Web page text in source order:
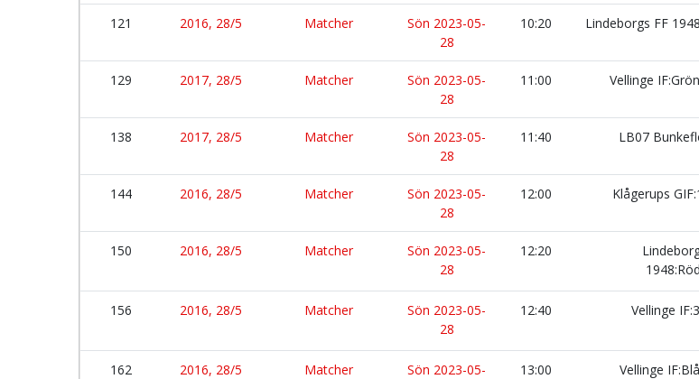
121 2016, 28/5 Matcher
Sön 2023-05-
28
10:20 Lindeborgs FF
129 2017, 28/5 Matcher
Sön 2023-05-
28
11:00 Vellinge
138 2017, 28/5 Matcher
Sön 2023-05-
28
11:40 LB07
144 2016, 28/5 Matcher
Sön 2023-05-
28
12:00 Klågerups
150 2016, 28/5 Matcher
Sön 2023-05-
28
12:20
156 2016, 28/5 Matcher
Sön 2023-05-
28
12:40 Vellinge
162 2016, 28/5 Matcher
Sön 2023-05-
13:00 Vellinge